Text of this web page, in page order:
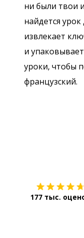
ни были твои
найдется
извлекает
и
уроки, чтобы
французский.
177 тыс.